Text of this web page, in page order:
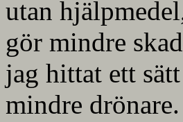
utan
gör mindre
jag hittat ett
mindre